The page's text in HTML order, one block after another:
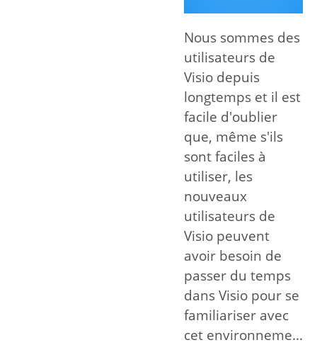
Nous sommes des
utilisateurs de
Visio depuis
longtemps et il est
facile d'oublier
que, même s'ils
sont faciles à
utiliser, les
nouveaux
utilisateurs de
Visio peuvent
avoir besoin de
passer du temps
dans Visio pour se
familiariser avec
cet environneme...